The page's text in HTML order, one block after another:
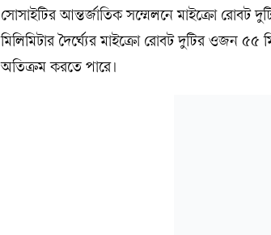
সোসাইটির আন্তর্জাতিক সম্মেলনে মাইক্রো রোবট
মিলিমিটার দৈর্ঘ্যের মাইক্রো রোবট দুটির ওজন ৫৫
অতিক্রম করতে পারে।